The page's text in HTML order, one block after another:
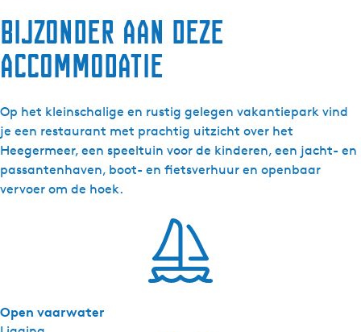
Bijzonder aan deze
accommodatie
Op het kleinschalige en rustig gelegen vakantiepark vind
je een restaurant met prachtig uitzicht over het
Heegermeer, een speeltuin voor de kinderen, een jacht- en
passantenhaven, boot- en fietsverhuur en openbaar
vervoer om de hoek.
Open vaarwater
e
t
F
i
e
t
l
e
-
t
l
i
e
t